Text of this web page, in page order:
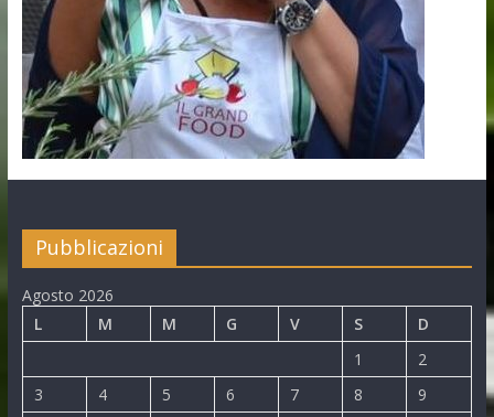
Pubblicazioni
Agosto 2026
L
M M G V S
D
1
2
3
4 5 6 7 8
9